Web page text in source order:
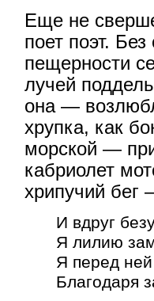
Еще не
поет поэт.
пещерности
лучей
она —
хрупка, как
морской —
кабриолет
хрипучий бег
И вдруг
Я лилию
Я перед ней
Благодаря